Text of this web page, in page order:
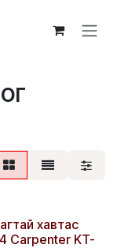
хавтас
Carpenter KT-